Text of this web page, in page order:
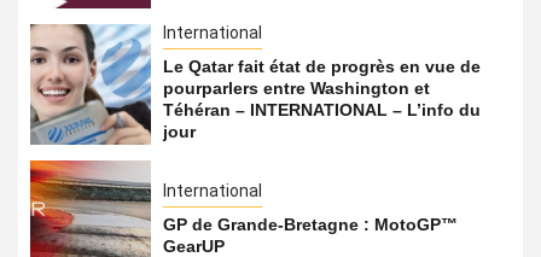
International
Le Qatar fait état de progrès en vue de
pourparlers entre Washington et
Téhéran – INTERNATIONAL – L’info du
jour
International
GP de Grande-Bretagne : MotoGP™
GearUP